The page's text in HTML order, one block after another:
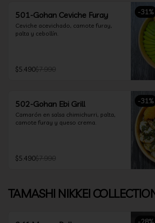
-31%
501-Gohan Ceviche Furay
Ceviche acevichado, camote furay,
palta y cebollín.
$5.490$7.990
-31%
502-Gohan Ebi Grill
Camarón en salsa chimichurri, palta,
camote furay y queso crema.
$5.490$7.990
TAMASHI NIKKEI